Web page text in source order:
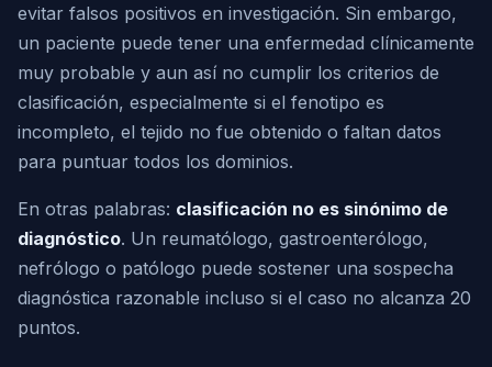
evitar falsos positivos en investigación. Sin embargo,
un paciente puede tener una enfermedad clínicamente
muy probable y aun así no cumplir los criterios de
clasificación, especialmente si el fenotipo es
incompleto, el tejido no fue obtenido o faltan datos
para puntuar todos los dominios.
En otras palabras: clasificación no es sinónimo de
diagnóstico. Un reumatólogo, gastroenterólogo,
nefrólogo o patólogo puede sostener una sospecha
diagnóstica razonable incluso si el caso no alcanza 20
puntos.